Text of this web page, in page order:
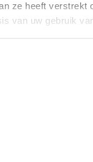
ze heeft verstrekt
van uw gebruik